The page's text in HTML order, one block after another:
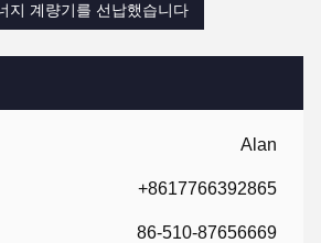
Alan
+8617766392865
86-510-87656669
지 계량기를 선납했습니다